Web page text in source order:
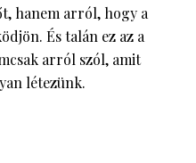
hanem arról, hogy a
És talán ez az a
arról szól, amit
létezünk.